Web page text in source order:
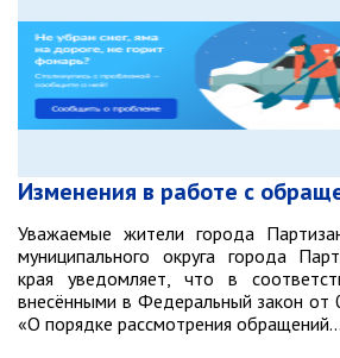
Муниципальный
автомобильном
городском наземном
электрическом
дорожном хозяйстве
Муниципальный
контроль
Муниципальный
благоустройства
Муниципальный
исполнением единой
теплоснабжающей
Изменения в работе с
Уважаемые жители города
муниципального округа города
края уведомляет, что в
внесёнными в Федеральный закон
«О порядке рассмотрения обращений…